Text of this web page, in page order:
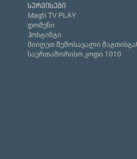
სერვისები
Magti TV PLAY
დომენი
ჰოსტინგი
მიიღეთ შემოსავალი
საერთაშორისო კოდი 1010